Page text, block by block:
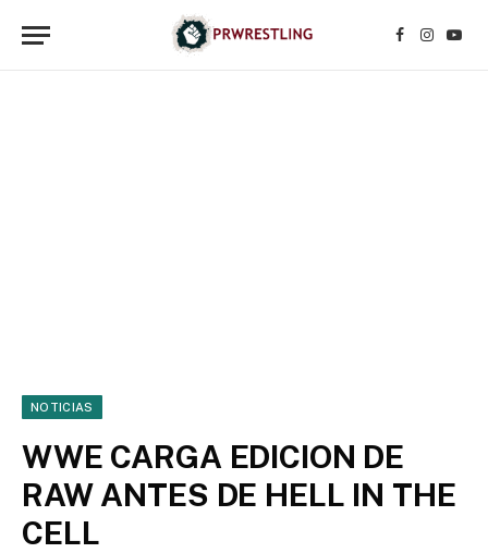
Facebook
NOTICIAS
WWE CARGA EDICION DE
RAW ANTES DE HELL IN THE
CELL